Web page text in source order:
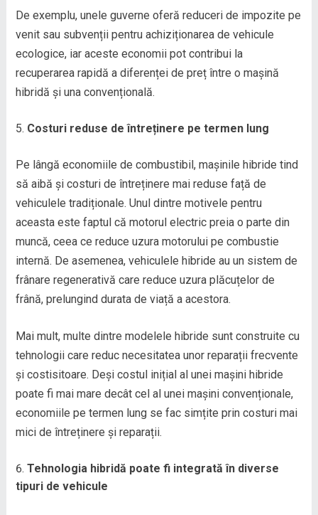
De exemplu, unele guverne oferă reduceri de impozite pe
venit sau subvenții pentru achiziționarea de vehicule
ecologice, iar aceste economii pot contribui la
recuperarea rapidă a diferenței de preț între o mașină
hibridă și una convențională.
Costuri reduse de întreținere pe termen lung
Pe lângă economiile de combustibil, mașinile hibride tind
să aibă și costuri de întreținere mai reduse față de
vehiculele tradiționale. Unul dintre motivele pentru
aceasta este faptul că motorul electric preia o parte din
muncă, ceea ce reduce uzura motorului pe combustie
internă. De asemenea, vehiculele hibride au un sistem de
frânare regenerativă care reduce uzura plăcuțelor de
frână, prelungind durata de viață a acestora.
Mai mult, multe dintre modelele hibride sunt construite cu
tehnologii care reduc necesitatea unor reparații frecvente
și costisitoare. Deși costul inițial al unei mașini hibride
poate fi mai mare decât cel al unei mașini convenționale,
economiile pe termen lung se fac simțite prin costuri mai
mici de întreținere și reparații.
Tehnologia hibridă poate fi integrată în diverse
tipuri de vehicule